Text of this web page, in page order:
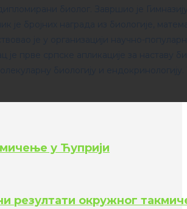
у Ћуприји
резултати окружног